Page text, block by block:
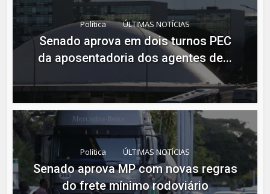
Política ÚLTIMAS NOTÍCIAS
Senado aprova em dois turnos PEC
da aposentadoria dos agentes de...
Política ÚLTIMAS NOTÍCIAS
Senado aprova MP com novas regras
do frete mínimo rodoviário